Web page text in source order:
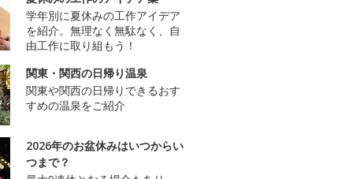
学年別に夏休みの工作アイデア
を紹介。無理なく無駄なく、自
由工作に取り組もう！
関東・関西の日帰り温泉
関東や関西の日帰りできるおす
すめの温泉をご紹介
2026年のお盆休みはいつからい
つまで？